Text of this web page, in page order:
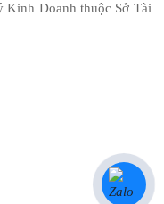
Kinh Doanh thuộc Sở Tài